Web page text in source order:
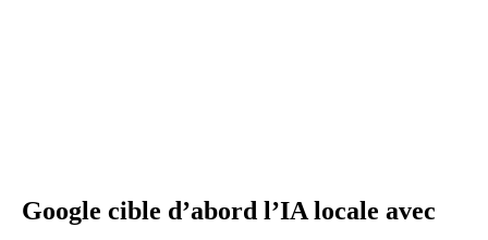
Google cible d’abord l’IA locale avec